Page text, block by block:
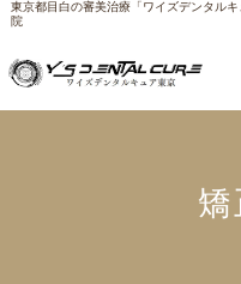
東京都目白の審美治療「ワイズデンタル
院
矯